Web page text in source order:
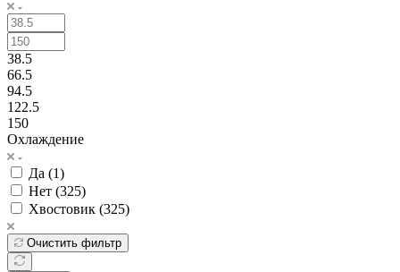
38.5
66.5
94.5
122.5
150
Охлаждение
Да (1)
Нет (325)
Хвостовик (325)
Очистить фильтр